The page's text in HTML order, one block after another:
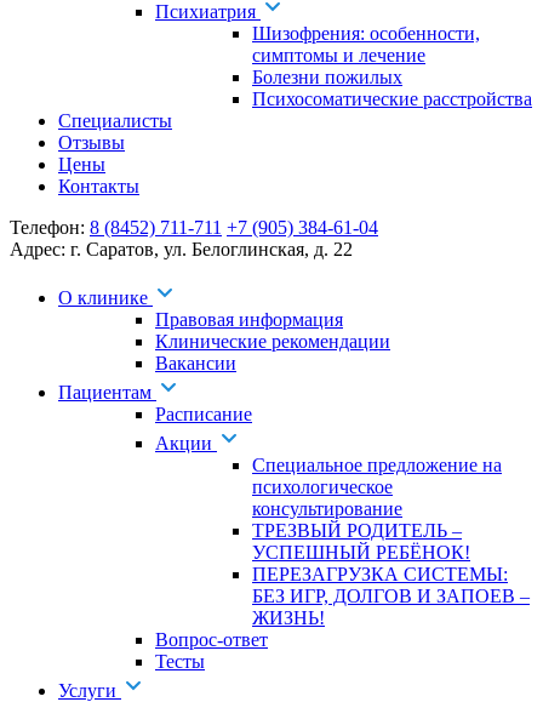
Психиатрия
Шизофрения: особенности,
симптомы и лечение
Болезни пожилых
Психосоматические расстройства
Специалисты
Отзывы
Цены
Контакты
Телефон: 8 (8452) 711-711 +7 (905) 384-61-04
Адрес: г. Саратов, ул. Белоглинская, д. 22
О клинике
Правовая информация
Клинические рекомендации
Вакансии
Пациентам
Расписание
Акции
Специальное предложение на
психологическое
консультирование
ТРЕЗВЫЙ РОДИТЕЛЬ –
УСПЕШНЫЙ РЕБЁНОК!
ПЕРЕЗАГРУЗКА СИСТЕМЫ:
БЕЗ ИГР, ДОЛГОВ И ЗАПОЕВ –
ЖИЗНЬ!
Вопрос-ответ
Тесты
Услуги